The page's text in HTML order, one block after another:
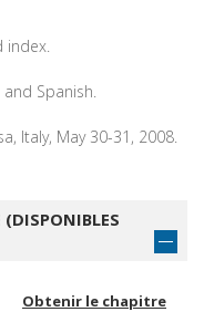
index.
Spanish.
Italy, May 30-31, 2008.
(DISPONIBLES
Obtenir le chapitre